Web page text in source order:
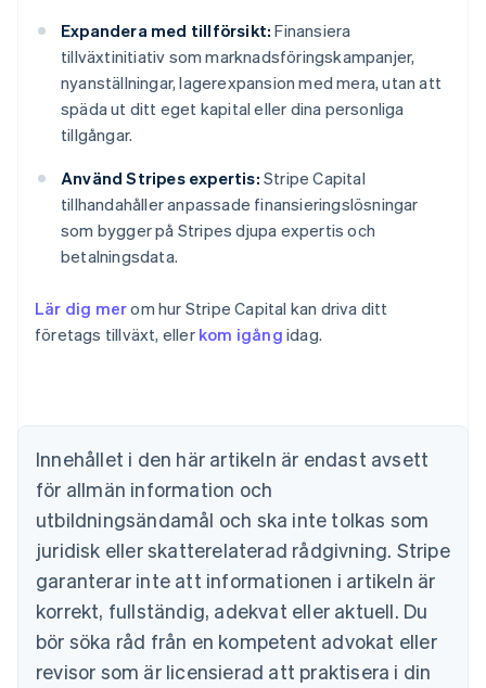
Expandera med tillförsikt: Finansiera
tillväxtinitiativ som marknadsföringskampanjer,
nyanställningar, lagerexpansion med mera, utan att
späda ut ditt eget kapital eller dina personliga
tillgångar.
Använd Stripes expertis: Stripe Capital
tillhandahåller anpassade finansieringslösningar
som bygger på Stripes djupa expertis och
betalningsdata.
Lär dig merom hur Stripe Capital kan driva ditt
företags tillväxt, eller kom igång idag.
Innehållet i den här artikeln är endast avsett
för allmän information och
utbildningsändamål och ska inte tolkas som
juridisk eller skatterelaterad rådgivning. Stripe
garanterar inte att informationen i artikeln är
korrekt, fullständig, adekvat eller aktuell. Du
bör söka råd från en kompetent advokat eller
revisor som är licensierad att praktisera i din
Australien
Brasilien
PortuguêsEnglish
Bulgarien
English
Cypern
Danmark
English
Estland
English
Fastlandskina
简体中文English